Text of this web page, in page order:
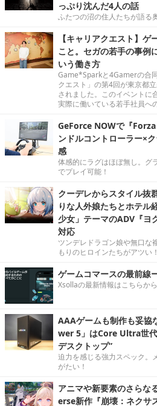
っぷり沈んだ4人の話
ふたつの沼の住人たちが語る
【キャリアクエスト】ゲ
こと。セガの若手の事例
いう働き方
Game*Sparkと4Gamerの合
クエスト」の第4回が東京都
されました。このイベントに
実際に働いている若手社員へ
GeForce NOWで『
ンドルコントローラー×
感
体感的にラグはほぼ無し。グ
でプレイ可能！
クーデレからスタイル抜
りな人外娘たちとホテル
少女」テーマのADV『ヨ
対応
ツンデレドラゴン娘や無口な
もりのヒロインたちがアツい！
ゲームコマースの最前線
Xsollaの最新情報はこちらから
AAAゲームも制作も妥
wer 5」はCore Ultra世
デスクトップ”
迫力を感じる強力スペック。
がたい！
アニマや新要素のさらな
erse新作『崩壊：ネクサ